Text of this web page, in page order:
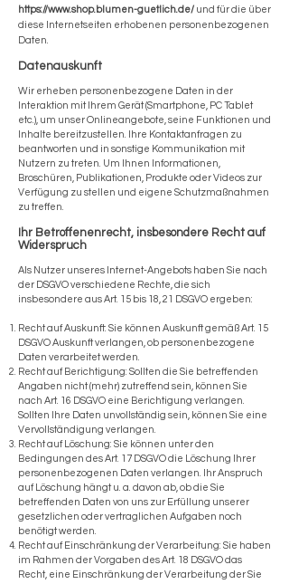
https://www.shop.blumen-guetlich.de/ und für die über
diese Internetseiten erhobenen personenbezogenen
Daten.
Datenauskunft
Wir erheben personenbezogene Daten in der
Interaktion mit Ihrem Gerät (Smartphone, PC Tablet
etc.), um unser Onlineangebote, seine Funktionen und
Inhalte bereitzustellen. Ihre Kontaktanfragen zu
beantworten und in sonstige Kommunikation mit
Nutzern zu treten. Um Ihnen Informationen,
Broschüren, Publikationen, Produkte oder Videos zur
Verfügung zu stellen und eigene Schutzmaßnahmen
zu treffen.
Ihr Betroffenenrecht, insbesondere Recht auf
Widerspruch
Als Nutzer unseres Internet-Angebots haben Sie nach
der DSGVO verschiedene Rechte, die sich
insbesondere aus Art. 15 bis 18, 21 DSGVO ergeben:
Recht auf Auskunft: Sie können Auskunft gemäß Art. 15
DSGVO Auskunft verlangen, ob personenbezogene
Daten verarbeitet werden.
Recht auf Berichtigung: Sollten die Sie betreffenden
Angaben nicht (mehr) zutreffend sein, können Sie
nach Art. 16 DSGVO eine Berichtigung verlangen.
Sollten Ihre Daten unvollständig sein, können Sie eine
Vervollständigung verlangen.
Recht auf Löschung: Sie können unter den
Bedingungen des Art. 17 DSGVO die Löschung Ihrer
personenbezogenen Daten verlangen. Ihr Anspruch
auf Löschung hängt u. a. davon ab, ob die Sie
betreffenden Daten von uns zur Erfüllung unserer
gesetzlichen oder vertraglichen Aufgaben noch
benötigt werden.
Recht auf Einschränkung der Verarbeitung: Sie haben
im Rahmen der Vorgaben des Art. 18 DSGVO das
Recht, eine Einschränkung der Verarbeitung der Sie